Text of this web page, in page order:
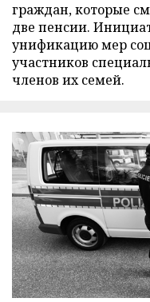
граждан, которые
две пенсии.
унификацию мер
участников
членов их семей.